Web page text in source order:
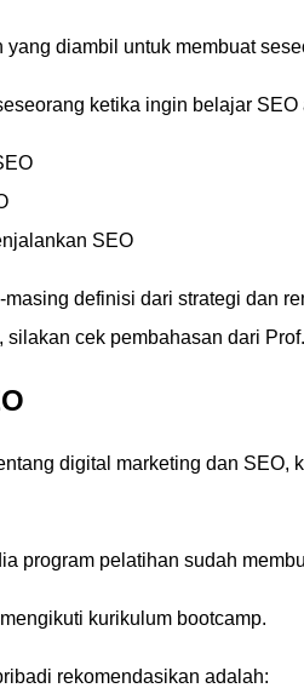
diambil untuk membuat
ketika ingin belajar SEO
SEO
definisi dari strategi dan
cek pembahasan dari
digital marketing dan SEO,
program pelatihan sudah
kurikulum bootcamp.
rekomendasikan adalah: